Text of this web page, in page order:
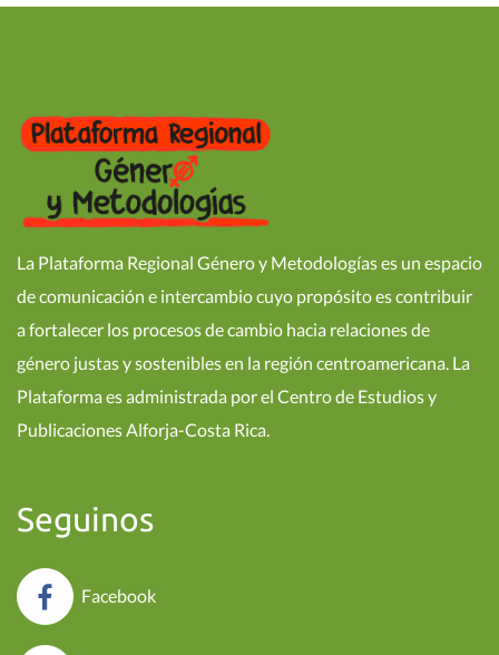
La Plataforma Regional Género y Metodologías es un espacio
de comunicación e intercambio cuyo propósito es contribuir
a fortalecer los procesos de cambio hacia relaciones de
género justas y sostenibles en la región centroamericana. La
Plataforma es administrada por el Centro de Estudios y
Publicaciones Alforja-Costa Rica.
Seguinos
Facebook